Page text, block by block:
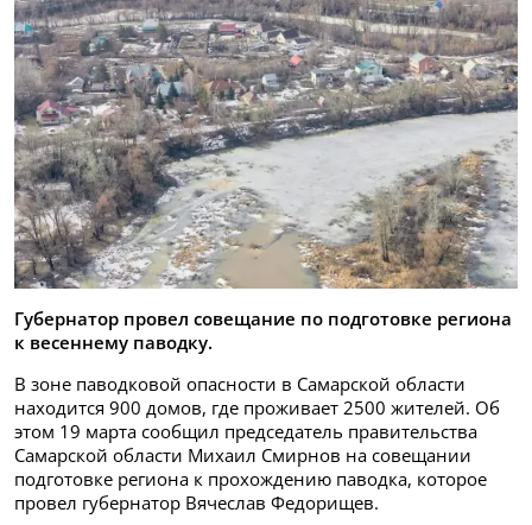
Губернатор провел совещание по подготовке региона
к весеннему паводку.
В зоне паводковой опасности в Самарской области
находится 900 домов, где проживает 2500 жителей. Об
этом 19 марта сообщил председатель правительства
Самарской области Михаил Смирнов на совещании
подготовке региона к прохождению паводка, которое
провел губернатор Вячеслав Федорищев.